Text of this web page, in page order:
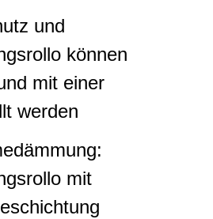
und
können
mit einer
werden
mit